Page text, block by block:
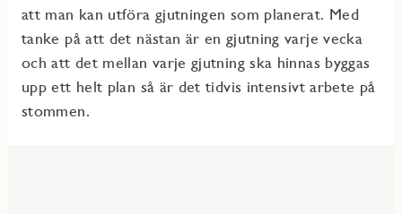
att man kan utföra gjutningen som planerat. Med
tanke på att det nästan är en gjutning varje vecka
och att det mellan varje gjutning ska hinnas byggas
upp ett helt plan så är det tidvis intensivt arbete på
stommen.